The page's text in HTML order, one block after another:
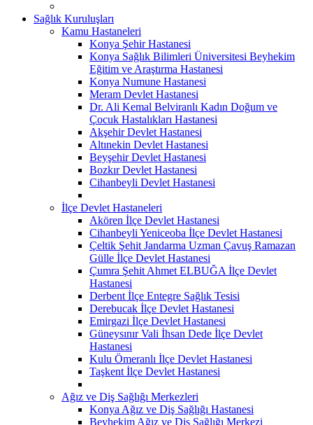
Sağlık Kuruluşları
Kamu Hastaneleri
Konya Şehir Hastanesi
Konya Sağlık Bilimleri Üniversitesi Beyhekim
Eğitim ve Araştırma Hastanesi
Konya Numune Hastanesi
Meram Devlet Hastanesi
Dr. Ali Kemal Belviranlı Kadın Doğum ve
Çocuk Hastalıkları Hastanesi
Akşehir Devlet Hastanesi
Altınekin Devlet Hastanesi
Beyşehir Devlet Hastanesi
Bozkır Devlet Hastanesi
Cihanbeyli Devlet Hastanesi
İlçe Devlet Hastaneleri
Akören İlçe Devlet Hastanesi
Cihanbeyli Yeniceoba İlçe Devlet Hastanesi
Çeltik Şehit Jandarma Uzman Çavuş Ramazan
Gülle İlçe Devlet Hastanesi
Çumra Şehit Ahmet ELBUĞA İlçe Devlet
Hastanesi
Derbent İlçe Entegre Sağlık Tesisi
Derebucak İlçe Devlet Hastanesi
Emirgazi İlçe Devlet Hastanesi
Güneysınır Vali İhsan Dede İlçe Devlet
Hastanesi
Kulu Ömeranlı İlçe Devlet Hastanesi
Taşkent İlçe Devlet Hastanesi
Ağız ve Diş Sağlığı Merkezleri
Konya Ağız ve Diş Sağlığı Hastanesi
Beyhekim Ağız ve Diş Sağlığı Merkezi